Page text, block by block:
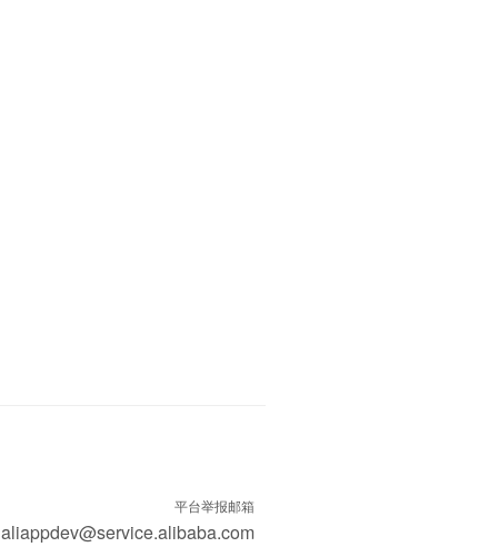
平台举报邮箱
aliappdev@service.alibaba.com